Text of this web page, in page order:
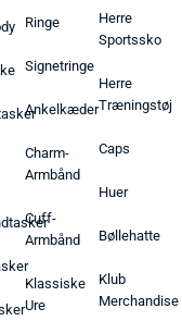
Ringe
Signetringe
Ankelkæder
Charm-
Armbånd
Cuff-
Armbånd
Klassiske
Ure
Herre
Sportssko
Herre
Træningstøj
Caps
Huer
Bøllehatte
Klub
Merchandise